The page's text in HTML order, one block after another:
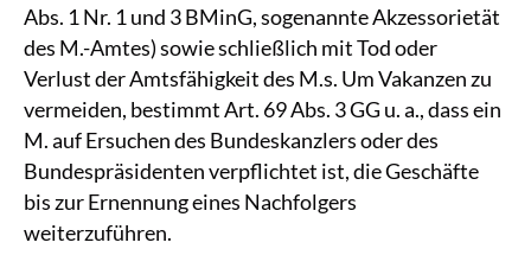
Abs. 1 Nr. 1 und 3 BMinG, sogenannte Akzessorietät
des M.-Amtes) sowie schließlich mit Tod oder
Verlust der Amtsfähigkeit des M.s. Um Vakanzen zu
vermeiden, bestimmt Art. 69 Abs. 3 GG u. a., dass ein
M. auf Ersuchen des Bundeskanzlers oder des
Bundespräsidenten verpflichtet ist, die Geschäfte
bis zur Ernennung eines Nachfolgers
weiterzuführen.